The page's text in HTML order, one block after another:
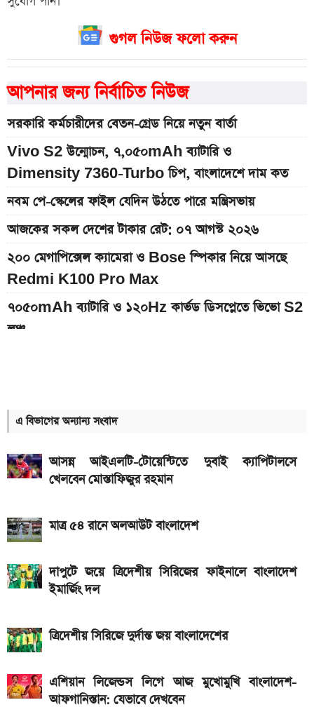
গুগল নিউজ ফলো করুন
আপনার জন্য নির্বাচিত নিউজ
সরকারি কর্মচারীদের বেতন-গ্রেড নিয়ে নতুন বার্তা
Vivo S2 উন্মোচন, ৭,০৫০mAh ব্যাটারি ও
Dimensity 7360-Turbo চিপ, বাংলাদেশে দাম কত
নবম পে-স্কেলের ফাইল যেদিন উঠতে পারে মন্ত্রিসভায়
আজকের সকল দেশের টাকার রেট: ০৭ আগস্ট ২০২৬
২০০ মেগাপিক্সেল ক্যামেরা ও Bose স্পিকার নিয়ে আসছে
Redmi K100 Pro Max
৭০৫০mAh ব্যাটারি ও ১২০Hz কার্ভড ডিসপ্লেতে ভিভো S2
লঞ্চ
কত
আগামী সপ্তাহেই সুখবর, বেতন-ইনক্রিমেট নিয়ে যা জানা গেল
Hero Xtreme 125R V2 বাইকটি কবে আসবে
বাংলাদেশে ও দাম কত
আজকের স্বর্ণের বাজারদর: ০৭ আগস্ট ২০২৬
দেশের বাজারে আজ ১৮, ২১ ও ২২ ক্যারেট একভরি সোনার
দাম
Bajaj Pulsar N160 S ও N160 SS লঞ্চ, থাকছে ৪-
iQOO Z11-এ থাকছে ৬.৮৩ ইঞ্চির কার্ভড AMOLED
২০২৬ সালের প্রথম পূর্ণগ্রাস সূর্যগ্রহণ কবে, কোথা থেকে দেখা
এ বিভাগের অন্যান্য সংবাদ
আসন্ন আইএলটি-টোয়েন্টিতে দুবাই ক্যাপিটালসে
খেলবেন মোস্তাফিজুর রহমান
মাত্র ৫৪ রানে অলআউট বাংলাদেশ
দাপুটে জয়ে ত্রিদেশীয় সিরিজের ফাইনালে বাংলাদেশ
ইমার্জিং দল
ত্রিদেশীয় সিরিজে দুর্দান্ত জয় বাংলাদেশের
এশিয়ান লিজেন্ডস লিগে আজ মুখোমুখি বাংলাদেশ-
আফগানিস্তান: যেভাবে দেখবেন